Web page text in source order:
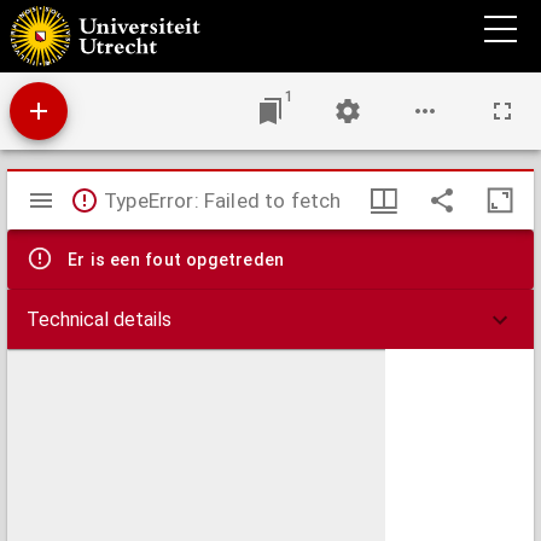
Protocol oder Acta Des Colloquij zu Hertzberg, zwischen den Chur vnd Fürstlichen,
Sechsischen, Brandeburgischen, Braunschweigischen, vnd Anhaltischen Theologen. :
Von dem Concordibuch vnd Subscription desselben, Aus was Vrsachen die verweigert
sey worden. Aus der H. Collocutoren mund also verfasset, vnd auffso Pappir gebracht.
1
Mirador
viewer
TypeError: Failed to fetch
Er is een fout opgetreden
Technical details